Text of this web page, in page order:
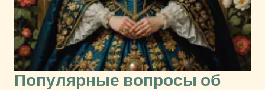
Популярные вопросы об